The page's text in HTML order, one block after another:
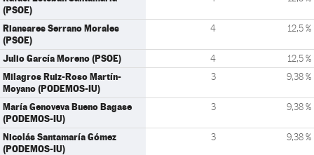
(PSOE)
Riansares Serrano Morales
(PSOE)
4 12,5 %
Julio García Moreno (PSOE) 4 12,5 %
Milagros Ruiz-Roso Martín-
Moyano (PODEMOS-IU)
3 9,38 %
María Genoveva Bueno Bagase
(PODEMOS-IU)
3 9,38 %
Nicolás Santamaría Gómez
(PODEMOS-IU)
3 9,38 %